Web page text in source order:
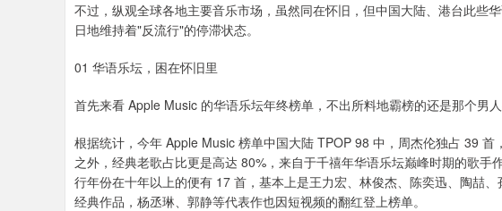
不过，纵观全球各地主要音乐市场，虽然同在怀旧，但中国大陆、港台此些
日地维持着"反流行"的停滞状态。
01 华语乐坛，困在怀旧里
首先来看 Apple Music 的华语乐坛年终榜单，不出所料地霸榜的还是那个男
根据统计，今年 Apple Music 榜单中国大陆 TPOP 98 中，周杰伦独占 39
之外，经典老歌占比更是高达 80%，来自于千禧年华语乐坛巅峰时期的歌
行年份在十年以上的便有 17 首，基本上是王力宏、林俊杰、陈奕迅、陶喆
经典作品，杨丞琳、郭静等代表作也因短视频的翻红登上榜单。